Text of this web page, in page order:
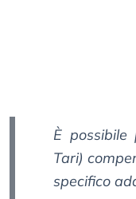
È
Tari)
specifico